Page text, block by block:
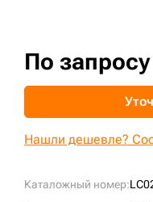
Каталожный номер:
По запросу
Нашли дешевле?